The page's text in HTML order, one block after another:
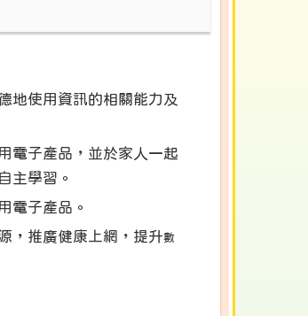
地使用資訊的相關能力及
電子產品，並於家人一起
主學習。
電子產品。
，推廣健康上網，提升數